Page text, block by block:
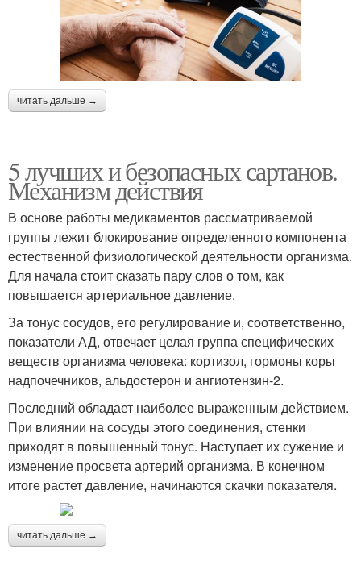
читать дальше →
5 лучших и безопасных сартанов.
Механизм действия
В основе работы медикаментов рассматриваемой
группы лежит блокирование определенного компонента
естественной физиологической деятельности организма.
Для начала стоит сказать пару слов о том, как
повышается артериальное давление.
За тонус сосудов, его регулирование и, соответственно,
показатели АД, отвечает целая группа специфических
веществ организма человека: кортизол, гормоны коры
надпочечников, альдостерон и ангиотензин-2.
Последний обладает наиболее выраженным действием.
При влиянии на сосуды этого соединения, стенки
приходят в повышенный тонус. Наступает их сужение и
изменение просвета артерий организма. В конечном
итоге растет давление, начинаются скачки показателя.
читать дальше →